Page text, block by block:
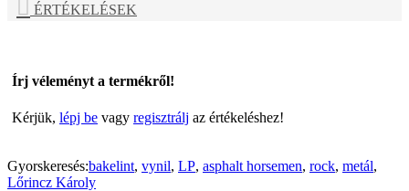
ÉRTÉKELÉSEK
Írj véleményt a termékről!
Kérjük, lépj be vagy regisztrálj az értékeléshez!
Gyorskeresés:bakelint, vynil, LP, asphalt horsemen, rock, metál,
Lőrincz Károly